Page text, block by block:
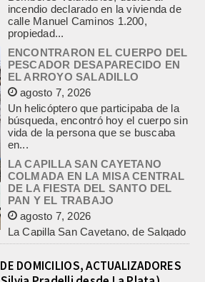
ENCONTRARON EL CUERPO DEL
PESCADOR DESAPARECIDO EN
EL ARROYO SALADILLO
agosto 7, 2026
Un helicóptero que participaba de la
búsqueda, encontró hoy el cuerpo sin
vida de la persona que se buscaba
en...
LA CAPILLA SAN CAYETANO
COLMADA EN LA MISA CENTRAL
DE LA FIESTA DEL SANTO DEL
PAN Y EL TRABAJO
agosto 7, 2026
La Capilla San Cayetano, de Salgado
y Matanza, fue el centro de la
celebración de la fiesta del santo del...
CON MAS DE 100 SORTEOS Y
5.000 JUGUETES DE REPARTO, SE
VIENE LA GRAN FIESTA DEL DIA
DEL NIÑO «PADRE LUIS
DOMICILIOS, ACTUALIZADORES